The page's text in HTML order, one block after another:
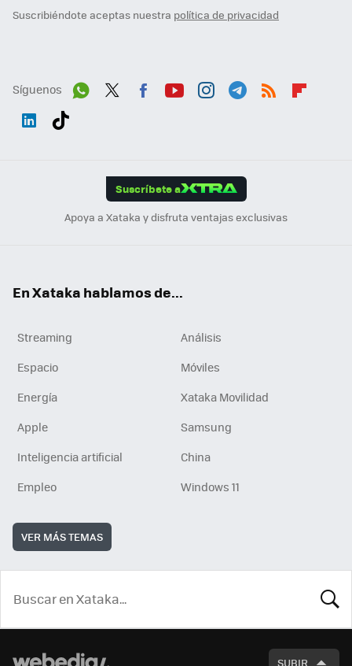
Suscribiéndote aceptas nuestra política de privacidad
Síguenos
Suscríbete a
Apoya a Xataka y disfruta ventajas exclusivas
En Xataka hablamos de...
Streaming
Análisis
Espacio
Móviles
Energía
Xataka Movilidad
Apple
Samsung
Inteligencia artificial
China
Empleo
Windows 11
VER MÁS TEMAS
SUBIR